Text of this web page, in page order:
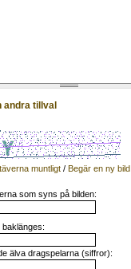
andra tillval
muntligt /Begär en ny bild
som syns på bilden:
älva dragspelarna (siffror):